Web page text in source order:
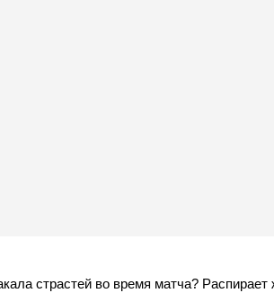
страстей во время матча?